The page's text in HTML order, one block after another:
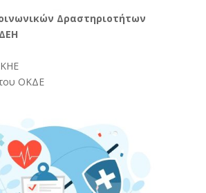
Δραστηριοτήτων
ΟΚΔΕ